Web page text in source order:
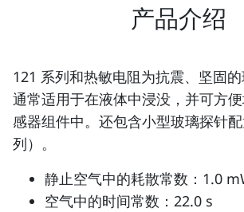
产品介绍
121 系列和热敏电阻为抗震、坚固的
通常适用于在液体中浸没，并可方
感器组件中。还包含小型玻璃探针
列）。
静止空气中的耗散常数：1.0
空气中的时间常数：22.0 s